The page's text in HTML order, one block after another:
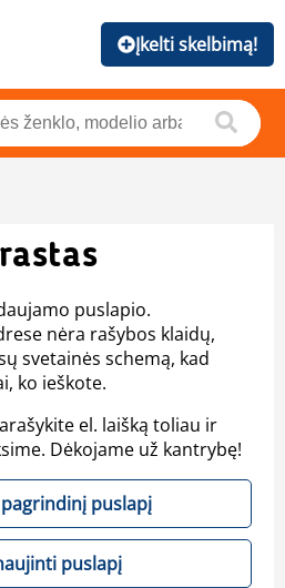
Įkelti skelbimą!
puslapio.
nėra rašybos klaidų,
svetainės schemą, kad
ko ieškote.
el. laišką toliau ir
Dėkojame už kantrybę!
puslapį
puslapį